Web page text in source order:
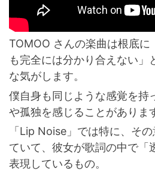
TOMOO さんの楽曲は根底に
も完全には分かり合えない」
な気がします。
僕自身も同じような感覚を持
や孤独を感じることがありま
「Lip Noise」では特に、そ
ていて、彼女が歌詞の中で「
表現しているもの。